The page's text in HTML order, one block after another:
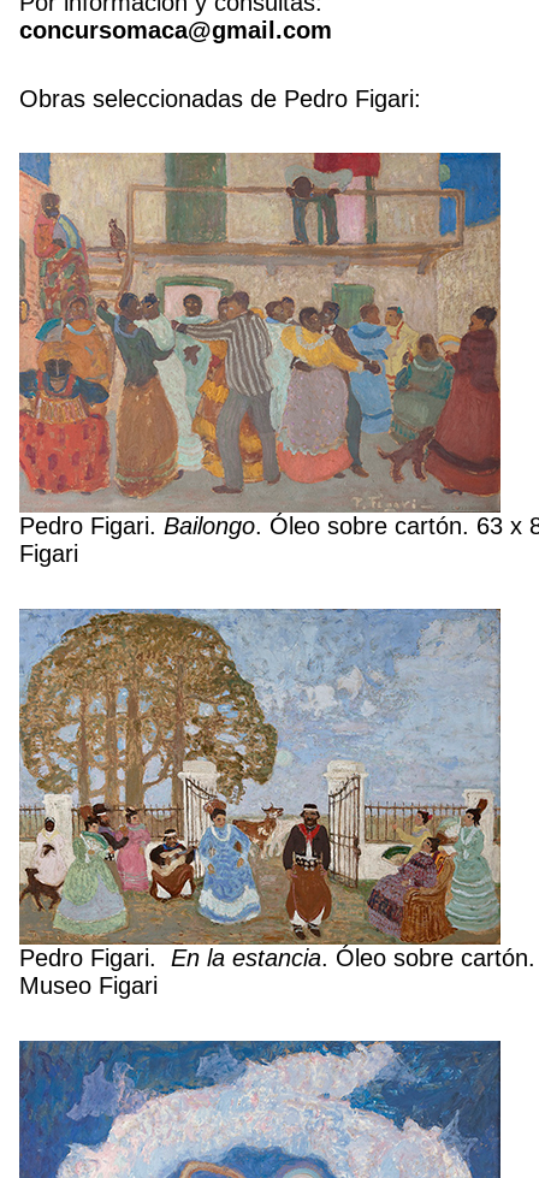
concursomaca@gmail.com
Obras seleccionadas de Pedro Figari:
Pedro Figari. Bailongo. Óleo sobre cartón. 63 x
Figari
Pedro Figari. En la estancia. Óleo sobre
Museo Figari